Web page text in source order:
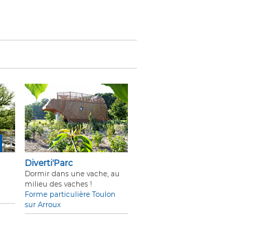
Diverti'Parc
Dormir dans une vache, au
milieu des vaches !
Forme particulière Toulon
sur Arroux